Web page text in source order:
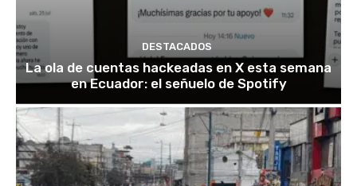
DESTACADOS
La ola de cuentas hackeadas en X esta semana
en Ecuador: el señuelo de Spotify